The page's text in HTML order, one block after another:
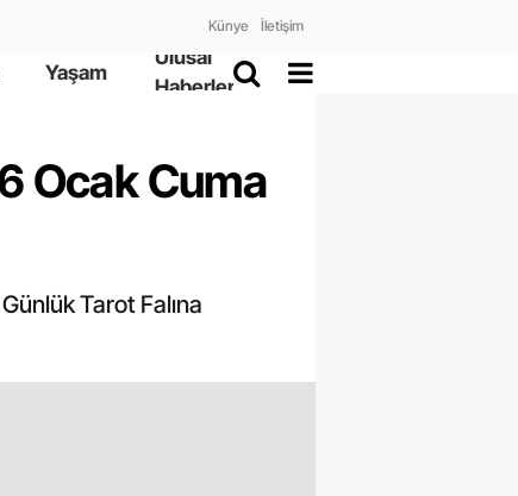
Künye İletişim
Yaşam
Ulusal
Haberler
Ocak Cuma
Tarot Falına